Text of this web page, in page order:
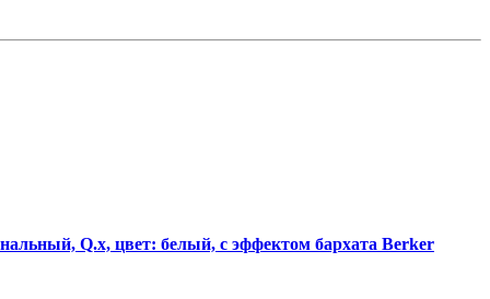
Q.х, цвет: белый, с эффектом бархата Berker